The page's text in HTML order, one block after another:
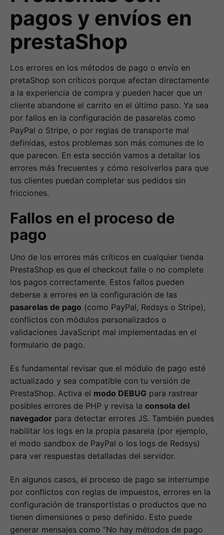
pagos y envíos en
prestaShop
Los errores en los métodos de pago o envío en
pretaShop son críticos porque afectan directamente
a la experiencia de compra y pueden hacer que un
cliente abandone el carrito en el último paso. Ya sea
por fallos en la configuración de pasarelas como
PayPal o Stripe, o por reglas de transporte mal
definidas, estos problemas son más comunes de lo
que parecen. En esta sección vamos a detallar los
errores más frecuentes y cómo resolverlos para que
tus clientes puedan completar sus pedidos sin
fricciones.
Fallos en el proceso de
pago
Uno de los errores más críticos en cualquier tienda
PrestaShop es que el checkout falle o no complete
los pagos correctamente. Estos fallos pueden
deberse a errores en la configuración de las
pasarelas de pago (como PayPal, Redsys o Stripe),
conflictos con módulos personalizados o
validaciones JavaScript mal implementadas en el
formulario de pago.
Es fundamental revisar que el módulo de pago esté
actualizado y sea compatible con tu versión de
PrestaShop. Activa el modo DEBUG para rastrear
posibles errores de PHP y revisa la consola del
navegador para detectar errores JS. También puedes
habilitar los logs en la propia pasarela (por ejemplo,
el modo sandbox de PayPal o los logs de Redsys)
para ver respuestas detalladas del servidor.
En algunos casos, el proceso de pago se interrumpe
por conflictos con reglas de impuestos, errores en la
configuración de transportistas o productos que no
tienen dimensiones o peso definido. Esto puede
generar mensajes como “No hay métodos de pago